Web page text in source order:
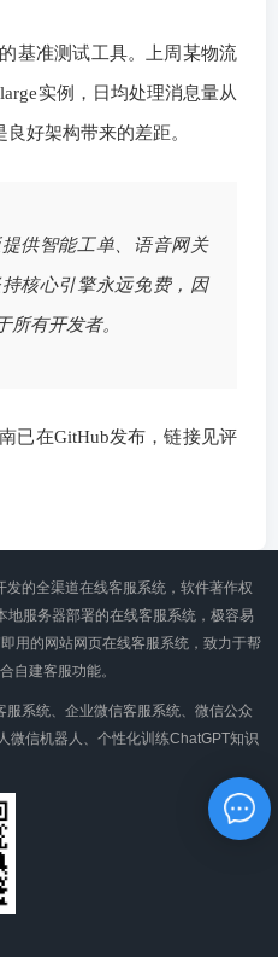
基准测试工具。上周某物流
实例，日均处理消息量从
好架构带来的差距。
供智能工单、语音网关
核心引擎永远免费，因
所有开发者。
已在GitHub发布，链接见评
的全渠道在线客服系统，软件著作权
服务器部署的在线客服系统，极容易
用的网站网页在线客服系统，致力于帮
自建客服功能。
系统、企业微信客服系统、微信公众
微信机器人、个性化训练ChatGPT知识